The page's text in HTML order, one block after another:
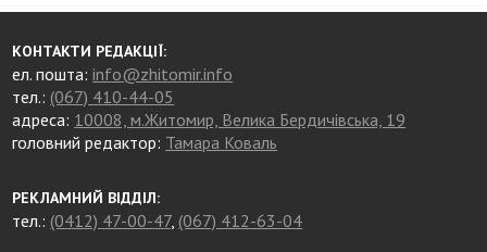
КОНТАКТИ РЕДАКЦІЇ:
ел. пошта:info@zhitomir.info
тел.: (067) 410-44-05
адреса: 10008, м.Житомир, Велика Бердичівська, 19
головний редактор: Тамара Коваль
РЕКЛАМНИЙ ВІДДІЛ:
тел.: (0412) 47-00-47, (067) 412-63-04